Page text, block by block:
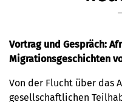
Vortrag und Gespräch:
Migrationsgeschichten
Von der Flucht über das
gesellschaftlichen